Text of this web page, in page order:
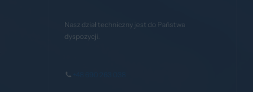
Nasz dział techniczny jest do Państwa
dyspozycji.